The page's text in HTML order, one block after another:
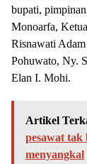
bupati,
Monoarfa,
Risnawati
Pohuwato, Ny.
Elan I. Mohi.
Artikel
pesawat
menyangkal